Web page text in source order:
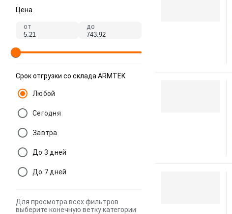
Цена
от до
Срок отгрузки со склада ARMTEK
Любой
Сегодня
Завтра
До 3 дней
До 7 дней
Для просмотра всех фильтров
выберите конечную ветку категории